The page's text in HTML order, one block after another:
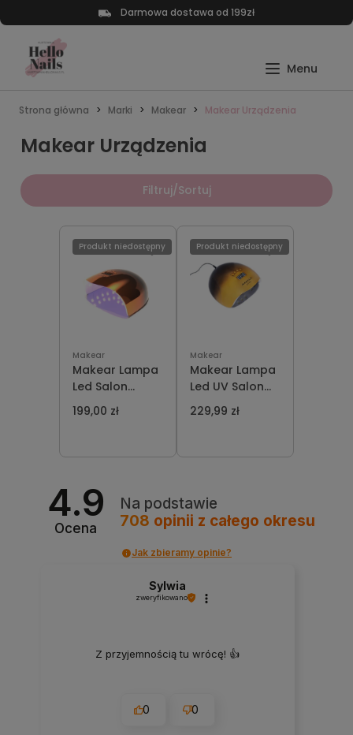
Darmowa dostawa od 199zł
Strona główna Marki Makear Makear Urządzenia
Makear Urządzenia
Filtruj/Sortuj
Makear
Makear Lampa
Led Salon
Standard 48W
199,00 zł
Produkt niedostępny
Makear
Makear Lampa
Led UV Salon
Standard 70W
229,99 zł
Produkt niedostępny
4.9
Ocena
Na podstawie
708 opinii z całego okresu
Jak zbieramy opinie?
Sylwia
zweryfikowano
Z przyjemnością tu wrócę! 👍
0 0